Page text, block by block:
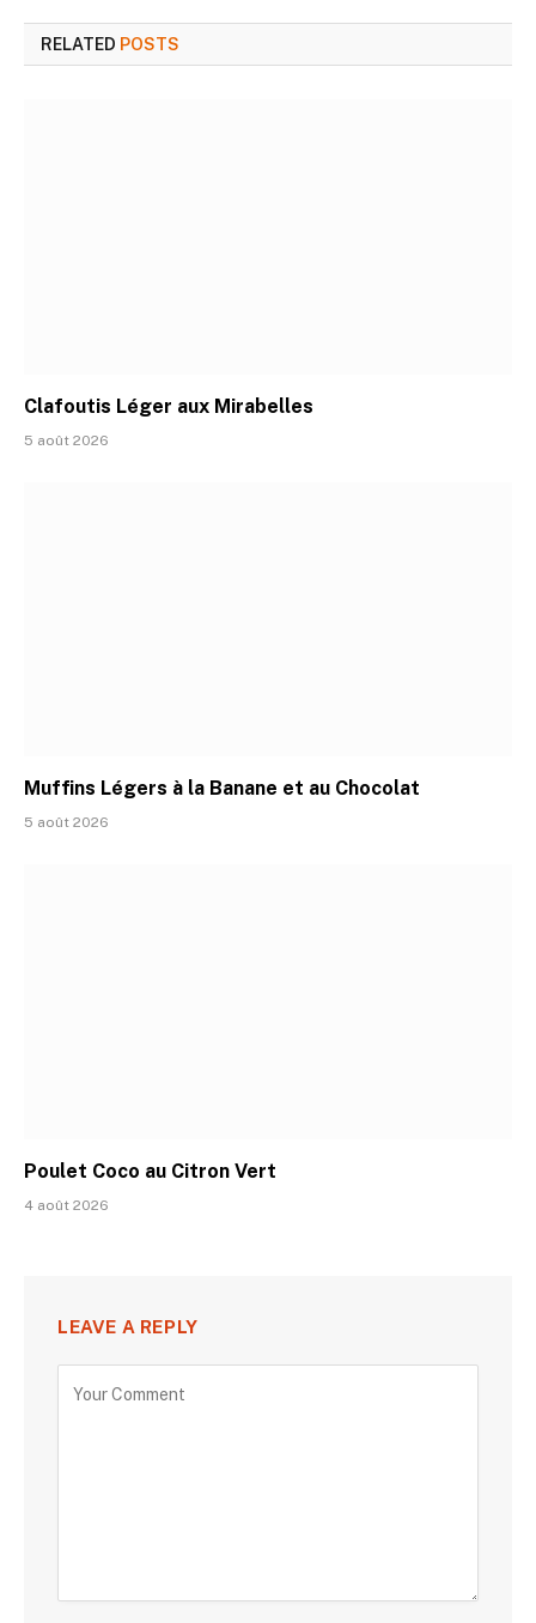
RELATED POSTS
Clafoutis Léger aux Mirabelles
5 août 2026
Muffins Légers à la Banane et au Chocolat
5 août 2026
Poulet Coco au Citron Vert
4 août 2026
LEAVE A REPLY